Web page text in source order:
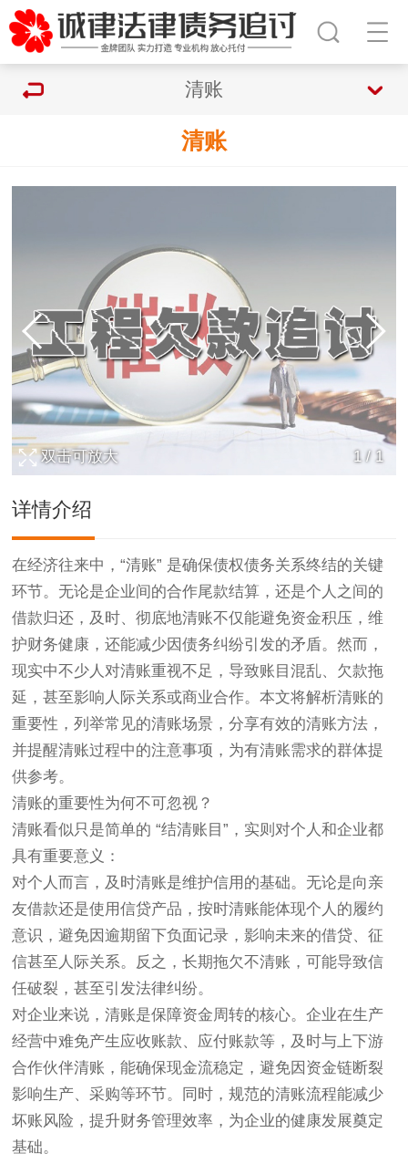
清账
清账
1/ 1
双击可放大
详情介绍
在经济往来中，“清账” 是确保债权债务关系终结的关键
环节。无论是企业间的合作尾款结算，还是个人之间的
借款归还，及时、彻底地清账不仅能避免资金积压，维
护财务健康，还能减少因债务纠纷引发的矛盾。然而，
现实中不少人对清账重视不足，导致账目混乱、欠款拖
延，甚至影响人际关系或商业合作。本文将解析清账的
重要性，列举常见的清账场景，分享有效的清账方法，
并提醒清账过程中的注意事项，为有清账需求的群体提
供参考。
清账的重要性为何不可忽视？
清账看似只是简单的 “结清账目”，实则对个人和企业都
具有重要意义：
对个人而言，及时清账是维护信用的基础。无论是向亲
友借款还是使用信贷产品，按时清账能体现个人的履约
意识，避免因逾期留下负面记录，影响未来的借贷、征
信甚至人际关系。反之，长期拖欠不清账，可能导致信
任破裂，甚至引发法律纠纷。
对企业来说，清账是保障资金周转的核心。企业在生产
经营中难免产生应收账款、应付账款等，及时与上下游
合作伙伴清账，能确保现金流稳定，避免因资金链断裂
影响生产、采购等环节。同时，规范的清账流程能减少
坏账风险，提升财务管理效率，为企业的健康发展奠定
基础。